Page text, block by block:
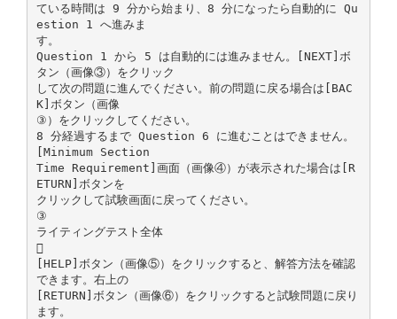
ている時間は 9 分から始まり、8 分になったら自動的に Qu
estion 1 へ進みま
す。
Question 1 から 5 は自動的には進みません。[NEXT]ボ
タン（画像③）をクリック
して次の問題に進んでください。前の問題に戻る場合は[BAC
K]ボタン（画像
③）をクリックしてください。
8 分経過するまで Question 6 に進むことはできません。
[Minimum Section
Time Requirement]画面（画像④）が表示された場合は[R
ETURN]ボタンを
クリックして試験画面に戻ってください。
③
ライティングテスト全体

[HELP]ボタン（画像⑤）をクリックすると、解答方法を確認
できます。右上の
[RETURN]ボタン（画像⑥）をクリックすると試験問題に戻り
ます。